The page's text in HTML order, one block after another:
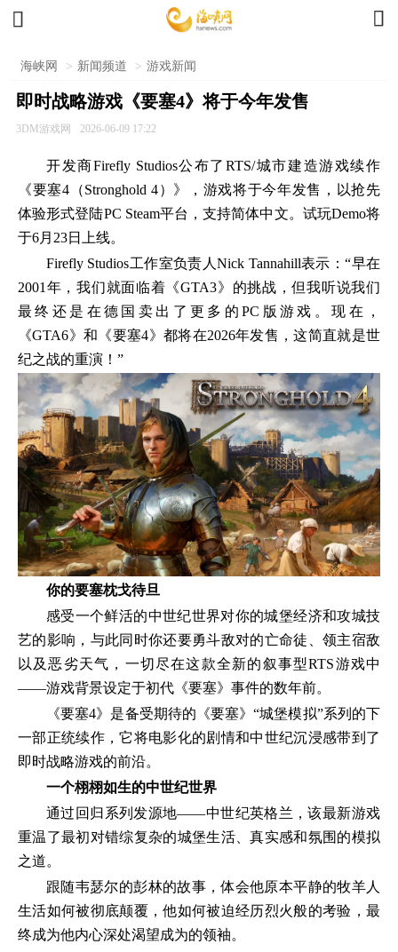
 
海峡网 > 新闻频道 > 游戏新闻
即时战略游戏《要塞4》将于今年发售
3DM游戏网 2026-06-09 17:22
开发商Firefly Studios公布了RTS/城市建造游戏续作
《要塞4（Stronghold 4）》，游戏将于今年发售，以抢先
体验形式登陆PC Steam平台，支持简体中文。试玩Demo将
于6月23日上线。
Firefly Studios工作室负责人Nick Tannahill表示：“早在
2001年，我们就面临着《GTA3》的挑战，但我听说我们
最终还是在德国卖出了更多的PC版游戏。现在，
《GTA6》和《要塞4》都将在2026年发售，这简直就是世
纪之战的重演！”
你的要塞枕戈待旦
感受一个鲜活的中世纪世界对你的城堡经济和攻城技
艺的影响，与此同时你还要勇斗敌对的亡命徒、领主宿敌
以及恶劣天气，一切尽在这款全新的叙事型RTS游戏中
——游戏背景设定于初代《要塞》事件的数年前。
《要塞4》是备受期待的《要塞》“城堡模拟”系列的下
一部正统续作，它将电影化的剧情和中世纪沉浸感带到了
即时战略游戏的前沿。
一个栩栩如生的中世纪世界
通过回归系列发源地——中世纪英格兰，该最新游戏
重温了最初对错综复杂的城堡生活、真实感和氛围的模拟
之道。
跟随韦瑟尔的彭林的故事，体会他原本平静的牧羊人
生活如何被彻底颠覆，他如何被迫经历烈火般的考验，最
终成为他内心深处渴望成为的领袖。